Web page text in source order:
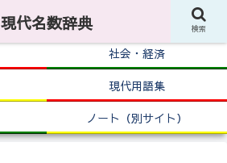
社会・経済
現代用語集
ノート（別サイト）
現代名数辞典 検索